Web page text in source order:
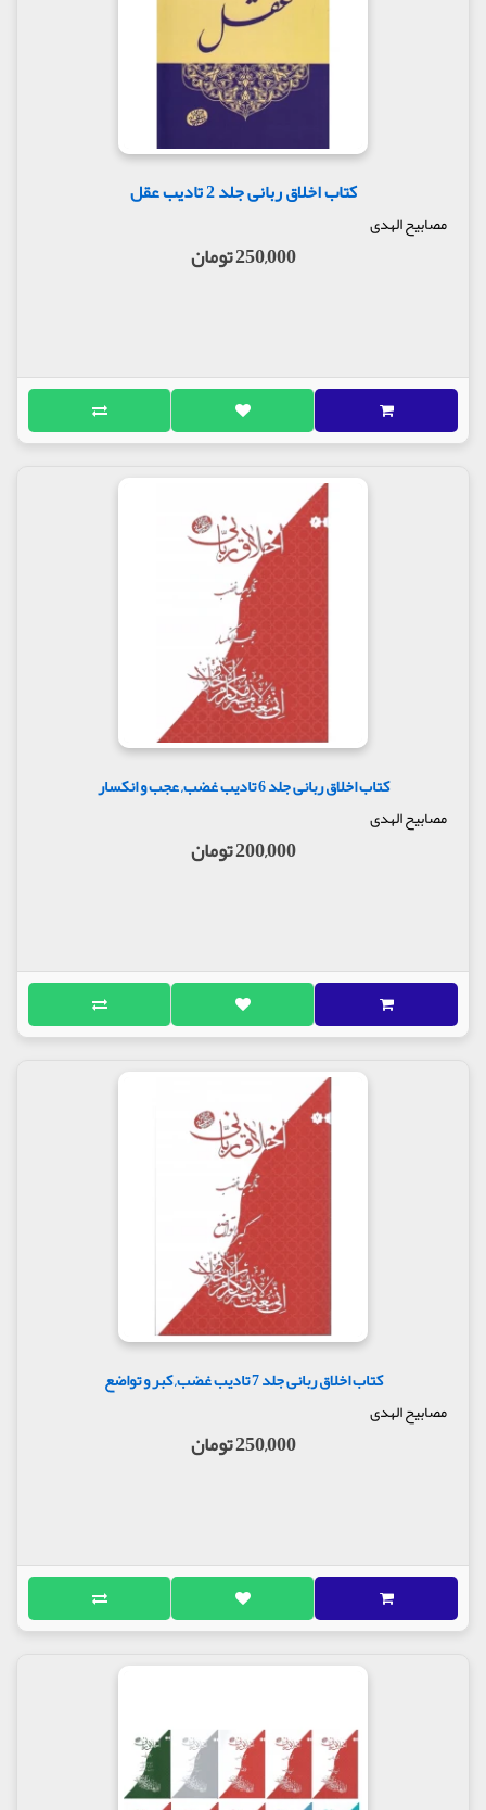
کتاب اخلاق ربانی جلد 2 تادیب عقل
مصابیح الهدی
250,000 تومان
کتاب اخلاق ربانی جلد 6 تادیب غضب, عجب و انکسار
مصابیح الهدی
200,000 تومان
کتاب اخلاق ربانی جلد 7 تادیب غضب, کبر و تواضع
مصابیح الهدی
250,000 تومان